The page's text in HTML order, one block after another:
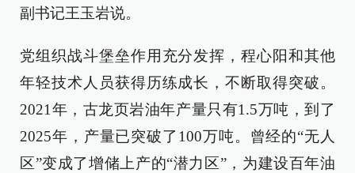
副书记王玉岩说。
党组织战斗堡垒作用充分发挥，程心阳和其他
年轻技术人员获得历练成长，不断取得突破。
2021年，古龙页岩油年产量只有1.5万吨，到了
2025年，产量已突破了100万吨。曾经的“无人
区”变成了增储上产的“潜力区”，为建设百年油